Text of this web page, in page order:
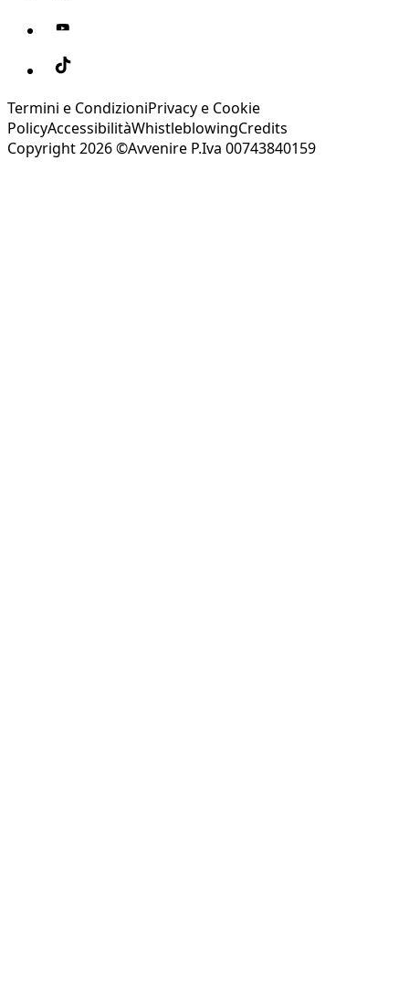
Termini e CondizioniPrivacy e Cookie
PolicyAccessibilitàWhistleblowingCredits
Copyright 2026 ©Avvenire P.Iva 00743840159